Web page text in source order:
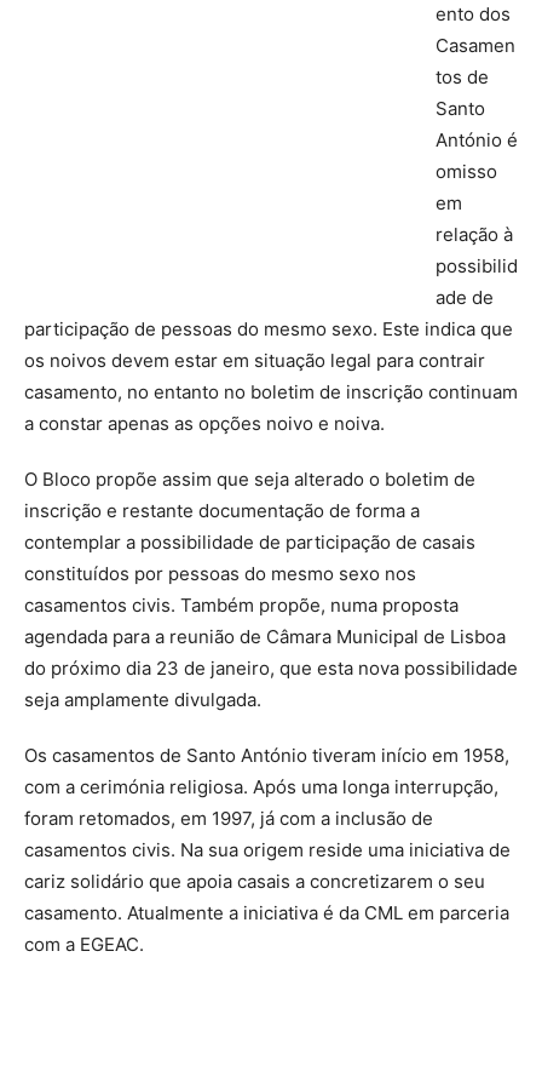
ento dos
Casamen
tos de
Santo
António é
omisso
em
relação à
possibilid
ade de
participação de pessoas do mesmo sexo. Este indica que
os noivos devem estar em situação legal para contrair
casamento, no entanto no boletim de inscrição continuam
a constar apenas as opções noivo e noiva.
O Bloco propõe assim que seja alterado o boletim de
inscrição e restante documentação de forma a
contemplar a possibilidade de participação de casais
constituídos por pessoas do mesmo sexo nos
casamentos civis. Também propõe, numa proposta
agendada para a reunião de Câmara Municipal de Lisboa
do próximo dia 23 de janeiro, que esta nova possibilidade
seja amplamente divulgada.
Os casamentos de Santo António tiveram início em 1958,
com a cerimónia religiosa. Após uma longa interrupção,
foram retomados, em 1997, já com a inclusão de
casamentos civis. Na sua origem reside uma iniciativa de
cariz solidário que apoia casais a concretizarem o seu
casamento. Atualmente a iniciativa é da CML em parceria
com a EGEAC.